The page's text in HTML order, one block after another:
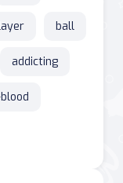
ball
addicting